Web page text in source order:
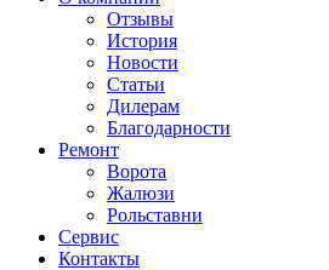
Отзывы
История
Новости
Статьи
Дилерам
Благодарности
Ремонт
Ворота
Жалюзи
Рольставни
Сервис
Контакты